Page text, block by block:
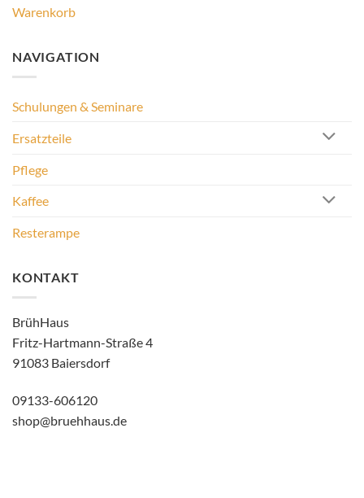
Warenkorb
NAVIGATION
Schulungen & Seminare
Ersatzteile
Pflege
Kaffee
Resterampe
KONTAKT
BrühHaus
Fritz-Hartmann-Straße 4
91083 Baiersdorf
09133-606120
shop@bruehhaus.de